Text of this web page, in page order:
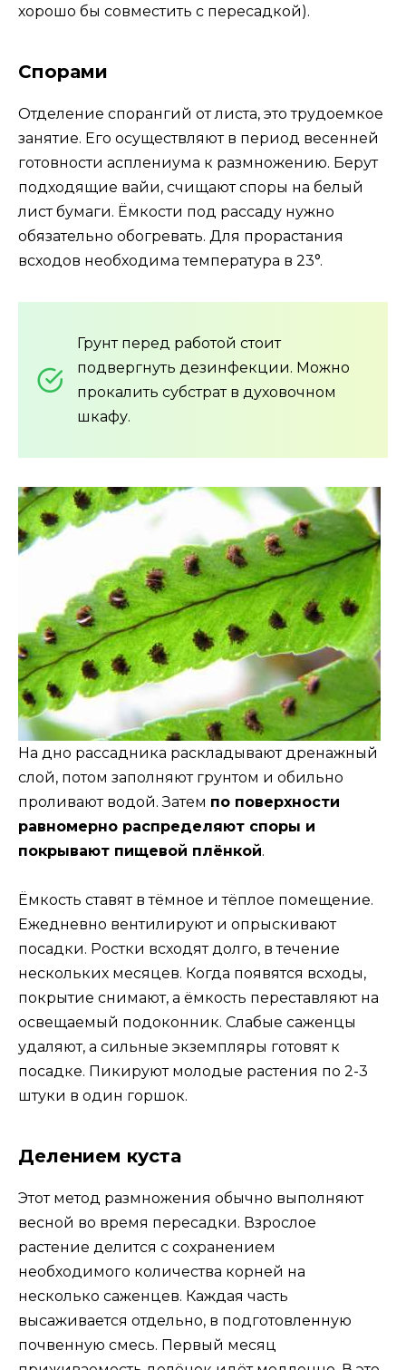
хорошо бы совместить с пересадкой).
Спорами
Отделение спорангий от листа, это трудоемкое
занятие. Его осуществляют в период весенней
готовности асплениума к размножению. Берут
подходящие вайи, счищают споры на белый
лист бумаги. Ёмкости под рассаду нужно
обязательно обогревать. Для прорастания
всходов необходима температура в 23°.
Грунт перед работой стоит
подвергнуть дезинфекции. Можно
прокалить субстрат в духовочном
шкафу.
На дно рассадника раскладывают дренажный
слой, потом заполняют грунтом и обильно
проливают водой. Затем по поверхности
равномерно распределяют споры и
покрывают пищевой плёнкой.
Ёмкость ставят в тёмное и тёплое помещение.
Ежедневно вентилируют и опрыскивают
посадки. Ростки всходят долго, в течение
нескольких месяцев. Когда появятся всходы,
покрытие снимают, а ёмкость переставляют на
освещаемый подоконник. Слабые саженцы
удаляют, а сильные экземпляры готовят к
посадке. Пикируют молодые растения по 2-3
штуки в один горшок.
Делением куста
Этот метод размножения обычно выполняют
весной во время пересадки. Взрослое
растение делится с сохранением
необходимого количества корней на
несколько саженцев. Каждая часть
высаживается отдельно, в подготовленную
почвенную смесь. Первый месяц